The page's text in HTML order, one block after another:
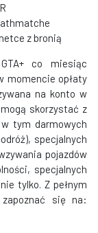
z bronią
co miesiąc
momencie opłaty
na konto w
mogą skorzystać z
tym darmowych
specjalnych
pojazdów
specjalnych
tylko. Z pełnym
się na: